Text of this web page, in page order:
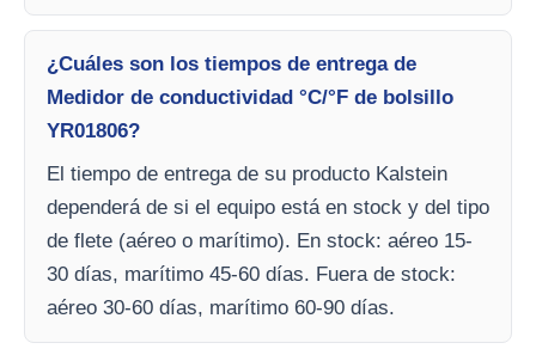
¿Cuáles son los tiempos de entrega de
Medidor de conductividad °C/°F de bolsillo
YR01806?
El tiempo de entrega de su producto Kalstein
dependerá de si el equipo está en stock y del tipo
de flete (aéreo o marítimo). En stock: aéreo 15-
30 días, marítimo 45-60 días. Fuera de stock:
aéreo 30-60 días, marítimo 60-90 días.